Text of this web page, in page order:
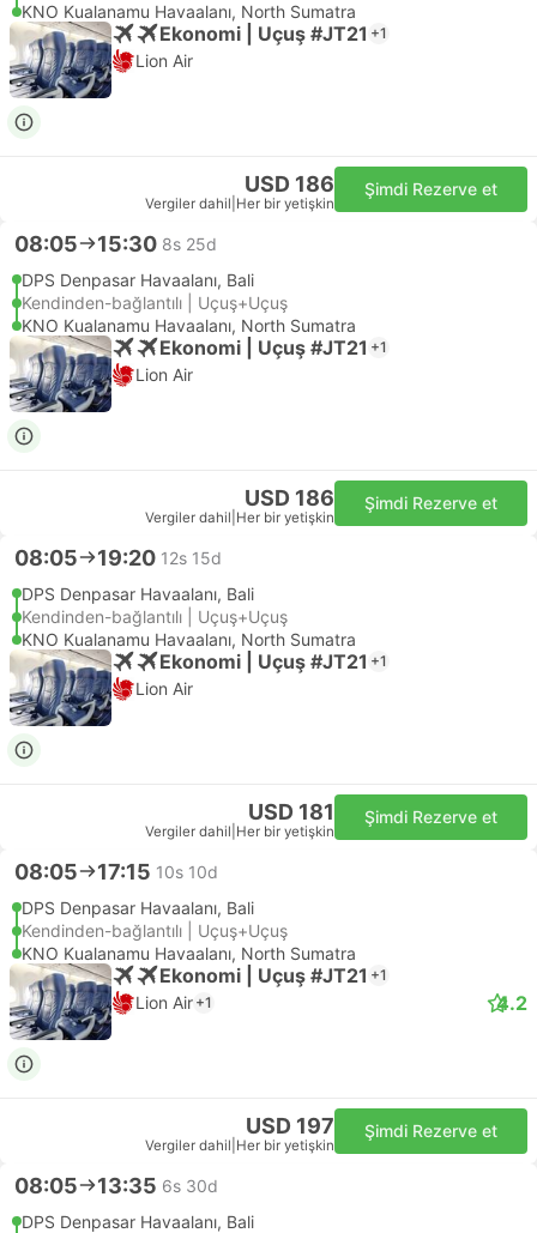
KNO Kualanamu Havaalanı, North Sumatra
Ekonomi | Uçuş #JT21 +1
Lion Air
USD 186
Vergiler dahil Her bir yetişkin
Şimdi Rezerve et
08:05 15:30 8s 25d
DPS Denpasar Havaalanı, Bali
Kendinden-bağlantılı | Uçuş+Uçuş
KNO Kualanamu Havaalanı, North Sumatra
Ekonomi | Uçuş #JT21 +1
Lion Air
USD 186
Vergiler dahil Her bir yetişkin
Şimdi Rezerve et
08:05 19:20 12s 15d
DPS Denpasar Havaalanı, Bali
Kendinden-bağlantılı | Uçuş+Uçuş
KNO Kualanamu Havaalanı, North Sumatra
Ekonomi | Uçuş #JT21 +1
Lion Air
USD 181
Vergiler dahil Her bir yetişkin
Şimdi Rezerve et
08:05 17:15 10s 10d
DPS Denpasar Havaalanı, Bali
Kendinden-bağlantılı | Uçuş+Uçuş
KNO Kualanamu Havaalanı, North Sumatra
Ekonomi | Uçuş #JT21 +1
Lion Air +1 4.2
USD 197
Vergiler dahil Her bir yetişkin
Şimdi Rezerve et
08:05 13:35 6s 30d
DPS Denpasar Havaalanı, Bali